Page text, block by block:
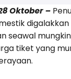
Oktober –
seawal
tiket yang